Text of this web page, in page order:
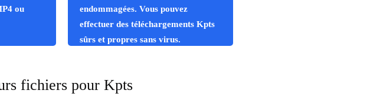
ou
endommagées. Vous pouvez
effectuer des téléchargements Kpts
sûrs et propres sans virus.
fichiers pour Kpts